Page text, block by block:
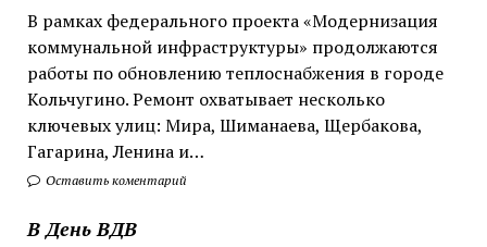
В рамках федерального проекта «Модернизация
коммунальной инфраструктуры» продолжаются
работы по обновлению теплоснабжения в городе
Кольчугино. Ремонт охватывает несколько
ключевых улиц: Мира, Шиманаева, Щербакова,
Гагарина, Ленина и…
Оставить коментарий
В День ВДВ